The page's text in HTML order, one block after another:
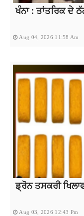
ਖੰਨਾ : ਤਾਂਤਰਿਕ ਦੇ
Aug 04, 2026 11:58 Am
ਡ੍ਰੋਨ ਤਸਕਰੀ
Aug 03, 2026 12:43 Pm